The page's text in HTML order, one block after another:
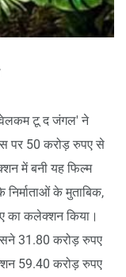
'वेलकम टू द जंगल' ने
पर 50 करोड़ रुपए से
में बनी यह फिल्म
के मुताबिक,
का कलेक्शन किया।
31.80 करोड़ रुपए
59.40 करोड़ रुपए